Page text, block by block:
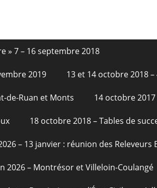
» 7 – 16 septembre 2018
2019 13 et 14 octobre 2018
de-Ruan et Monts 14 octobre
18 octobre 2018 – Tables de
– 13 janvier : réunion des Releveurs
2026 – Montrésor et Villeloin-Coulangé